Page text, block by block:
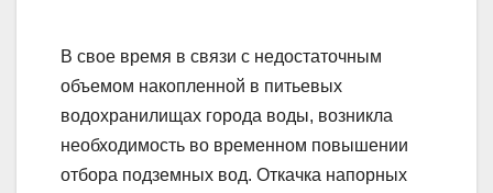
В свое время в связи с недостаточным
объемом накопленной в питьевых
водохранилищах города воды, возникла
необходимость во временном повышении
отбора подземных вод. Откачка напорных